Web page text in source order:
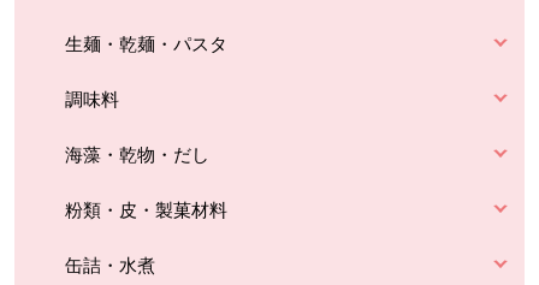
生麺・乾麺・パスタ
調味料
海藻・乾物・だし
粉類・皮・製菓材料
缶詰・水煮